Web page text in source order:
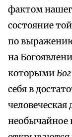
фактом
состояние
по
на
которыми
себя в
необычайное